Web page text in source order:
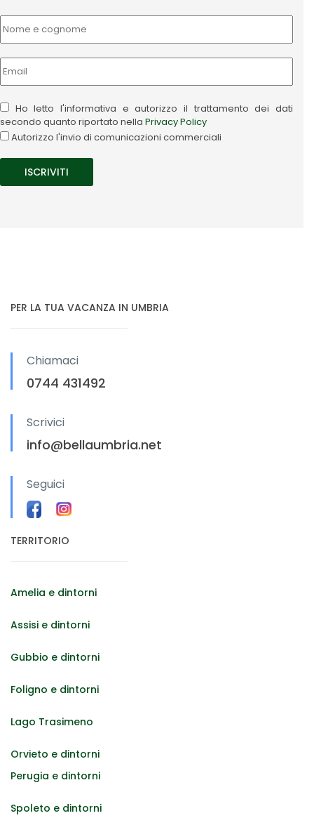
Ho letto l'informativa e autorizzo il trattamento dei dati
secondo quanto riportato nella Privacy Policy
Autorizzo l'invio di comunicazioni commerciali
PER LA TUA VACANZA IN UMBRIA
Chiamaci
0744 431492
Scrivici
info@bellaumbria.net
Seguici
TERRITORIO
Amelia e dintorni
Assisi e dintorni
Gubbio e dintorni
Foligno e dintorni
Lago Trasimeno
Orvieto e dintorni
Perugia e dintorni
Spoleto e dintorni